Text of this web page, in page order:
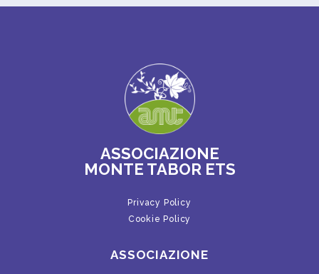
ASSOCIAZIONE
MONTE TABOR ETS
Privacy Policy
Cookie Policy
ASSOCIAZIONE